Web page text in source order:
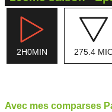
ACTIONS
2H0MIN 275.4
Avec mes comparses